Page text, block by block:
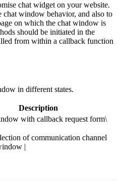
chat widget on your website.
chat window behavior, and also to
on which the chat window is
should be initiated in the
from within a callback function
in different states.
Description
with callback request form\
of communication channel
|